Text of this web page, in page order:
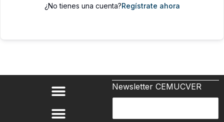
¿No tienes una cuenta?Regístrate ahora
Newsletter CEMUCVER